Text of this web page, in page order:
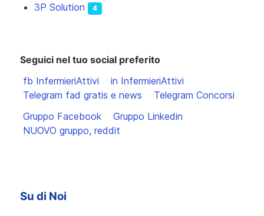
3P Solution 4
Seguici nel tuo social preferito
fb InfermieriAttivi
in InfermieriAttivi
Telegram fad gratis e news
Telegram Concorsi
Gruppo Facebook
Gruppo Linkedin
NUOVO gruppo, reddit
Su di Noi